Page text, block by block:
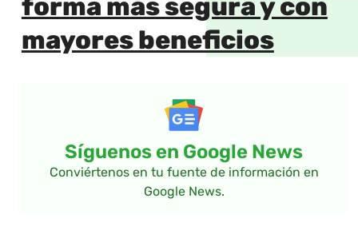
forma más segura y con
mayores beneficios
Síguenos en Google News
Conviértenos en tu fuente de información en
Google News.